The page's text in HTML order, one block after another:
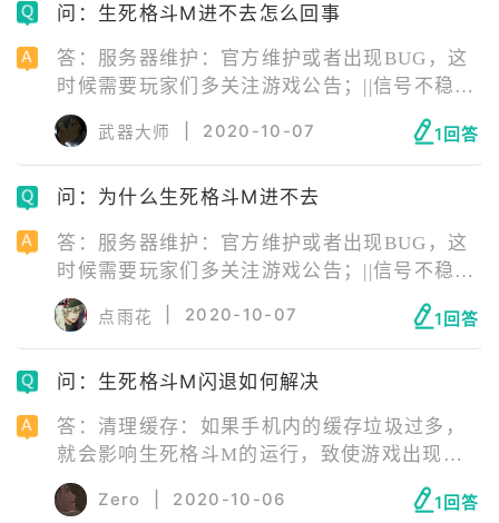
问：生死格斗M进不去怎么回事
答：服务器维护：官方维护或者出现BUG，这
时候需要玩家们多关注游戏公告；||信号不稳
定：尽量打开4G进行游戏，WIFI需要找到信号
强的源头才行；||版本问题：版本老旧，玩家们
也可以尝试下最新版游戏；||手机内存不足或存
在游戏缓存：这时候需要玩家们清理一下运行
武器大师 2020-10-07 1回答
问：为什么生死格斗M进不去
答：服务器维护：官方维护或者出现BUG，这
时候需要玩家们多关注游戏公告；||信号不稳
定：尽量打开4G进行游戏，WIFI需要找到信号
强的源头才行；||版本问题：版本老旧，玩家们
也可以尝试下最新版游戏；||手机内存不足或存
在游戏缓存：这时候需要玩家们清理一下运行
点雨花 2020-10-07 1回答
问：生死格斗M闪退如何解决
答：清理缓存：如果手机内的缓存垃圾过多，
就会影响生死格斗M的运行，致使游戏出现闪
退的情况。因此，在遇到闪退时，要及时清理
内存；退出后台应用：后台运行的应用过多，
Zero 2020-10-06 1回答